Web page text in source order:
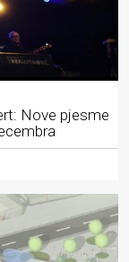
Nove pjesme